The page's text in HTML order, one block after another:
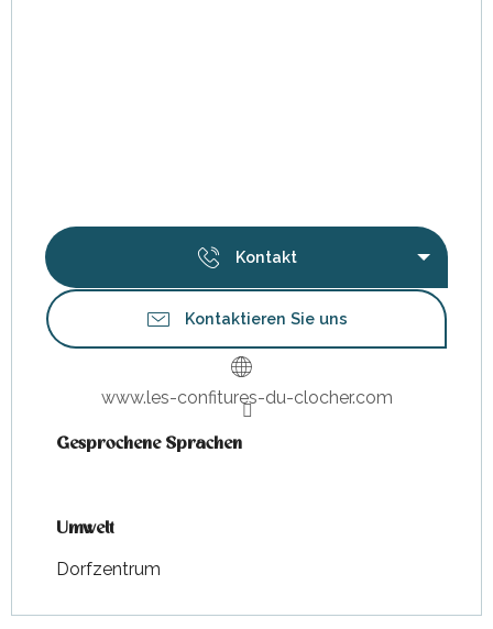
Kontakt
Kontaktieren Sie uns
www.les-confitures-du-clocher.com
Gesprochene Sprachen
Gesprochene Sprachen
Umwelt
Umwelt
Dorfzentrum